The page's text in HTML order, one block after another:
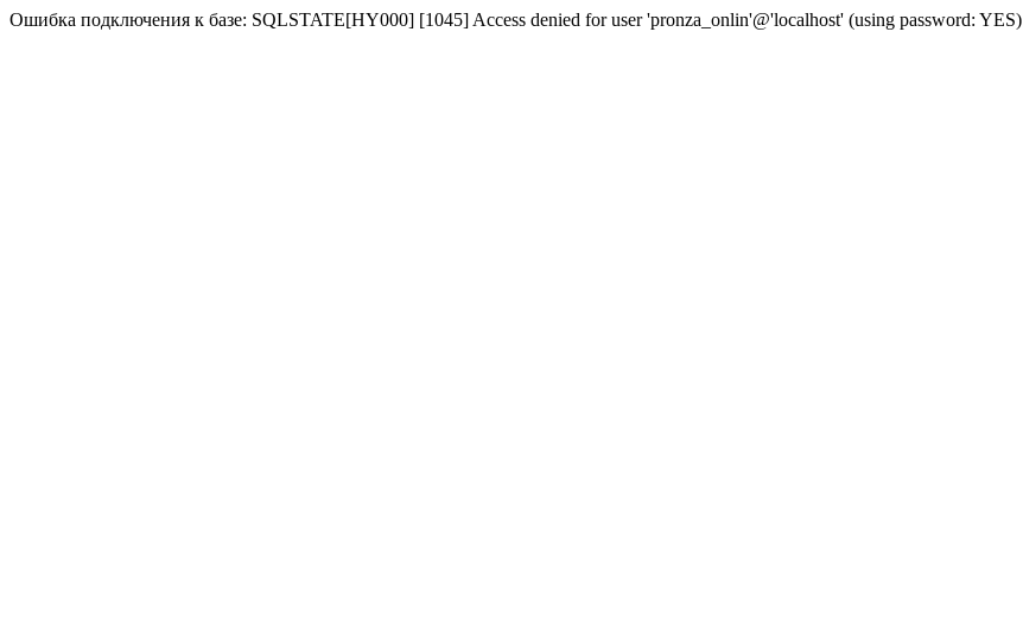
Ошибка подключения к базе: SQLSTATE[HY000] [1045] Access denied for user 'pronza_onlin'@'localhost' (using password: YES)